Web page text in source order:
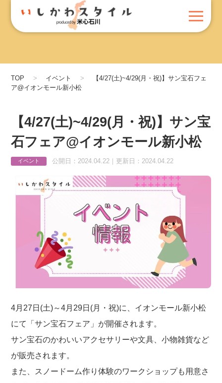
TOP イベント
【4/27(土)~4/29(月・祝)】サン宝石フェ
ア@イオンモール新小松
【4/27(土)~4/29(月・祝)】サン宝
石フェア@イオンモール新小松
イベント 公開日：2024.04.22｜更新日：2024.04.22
4月27日(土)～4月29日(月・祝)に、イオンモール新小松
にて「サン宝石フェア」が開催されます。
サン宝石のかわいいアクセサリーや文具、小物雑貨など
が販売されます。
また、スノードーム作り体験のワークショップも用意さ